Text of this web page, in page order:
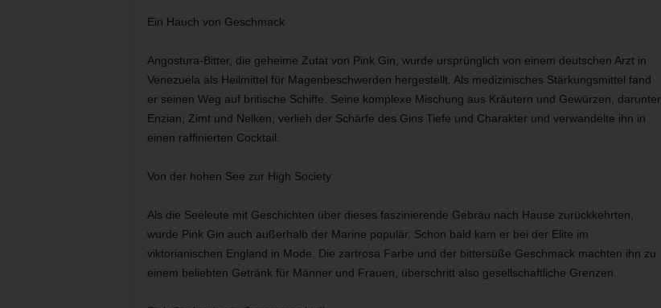
Ein Hauch von Geschmack
Angostura-Bitter, die geheime Zutat von Pink Gin, wurde ursprünglich von einem deutschen Arzt in
Venezuela als Heilmittel für Magenbeschwerden hergestellt. Als medizinisches Stärkungsmittel fand
er seinen Weg auf britische Schiffe. Seine komplexe Mischung aus Kräutern und Gewürzen, darunter
Enzian, Zimt und Nelken, verlieh der Schärfe des Gins Tiefe und Charakter und verwandelte ihn in
einen raffinierten Cocktail.
Von der hohen See zur High Society
Als die Seeleute mit Geschichten über dieses faszinierende Gebräu nach Hause zurückkehrten,
wurde Pink Gin auch außerhalb der Marine populär. Schon bald kam er bei der Elite im
viktorianischen England in Mode. Die zartrosa Farbe und der bittersüße Geschmack machten ihn zu
einem beliebten Getränk für Männer und Frauen, überschritt also gesellschaftliche Grenzen.